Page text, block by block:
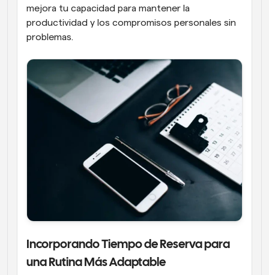
mejora tu capacidad para mantener la
productividad y los compromisos personales sin
problemas.
Incorporando Tiempo de Reserva para
una Rutina Más Adaptable